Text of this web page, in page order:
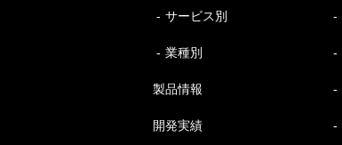
サービス別
業種別
製品情報
開発実績